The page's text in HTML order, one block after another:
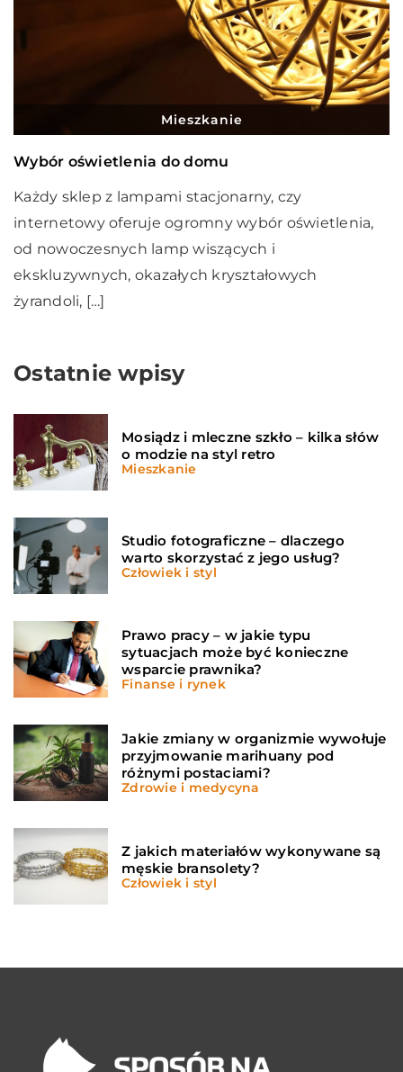
Mieszkanie
Wybór oświetlenia do domu
Każdy sklep z lampami stacjonarny, czy
internetowy oferuje ogromny wybór oświetlenia,
od nowoczesnych lamp wiszących i
ekskluzywnych, okazałych kryształowych
żyrandoli, […]
Ostatnie wpisy
Mosiądz i mleczne szkło – kilka słów
o modzie na styl retro
Mieszkanie
Studio fotograficzne – dlaczego
warto skorzystać z jego usług?
Człowiek i styl
Prawo pracy – w jakie typu
sytuacjach może być konieczne
wsparcie prawnika?
Finanse i rynek
Jakie zmiany w organizmie wywołuje
przyjmowanie marihuany pod
różnymi postaciami?
Zdrowie i medycyna
Z jakich materiałów wykonywane są
męskie bransolety?
Człowiek i styl